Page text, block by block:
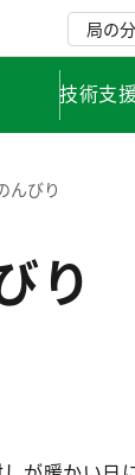
局の
技術支
んびり
り